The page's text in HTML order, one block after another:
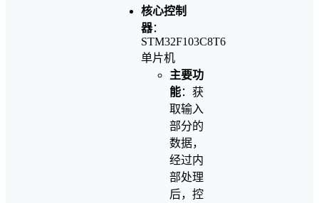
核心控制
器：
STM32F103C8T6
单片机
主要功
能：获
取输入
部分的
数据，
经过内
部处理
后，控